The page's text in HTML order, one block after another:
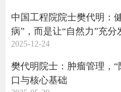
中国工程院院士樊代明：
病”，而是让“自然力”充分
2025-12-24
樊代明院士：肿瘤管理，“
口与核心基础